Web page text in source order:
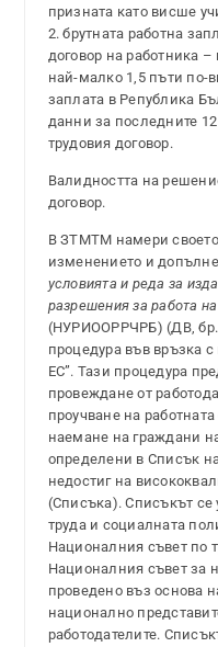
призната като висше
2. брутната работна
договор на работника
най-малко 1,5 пъти по-
заплата в Република
данни за последните
трудовия договор.
Валидността на
договор.
В ЗТМТМ намери
изменението и
условията и реда за
разрешения за работа
(НУРИООРРЧРБ) (ДВ, бр.
процедура във връзка
ЕС”. Тази процедура
провеждане от
проучване на
наемане на граждани
определени в Списък
недостиг на
(Списъка). Списъкът
труда и социалната
Националния съвет по
Националния съвет за
проведено въз основа
национално
работодателите.